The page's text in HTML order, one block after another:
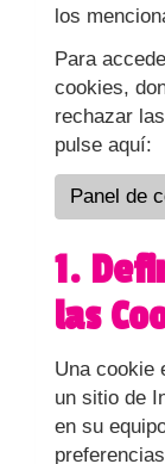
los
Para
cookies,
rechazar
pulse aquí:
Panel de
1.
las
Una cookie
un sitio de
en su